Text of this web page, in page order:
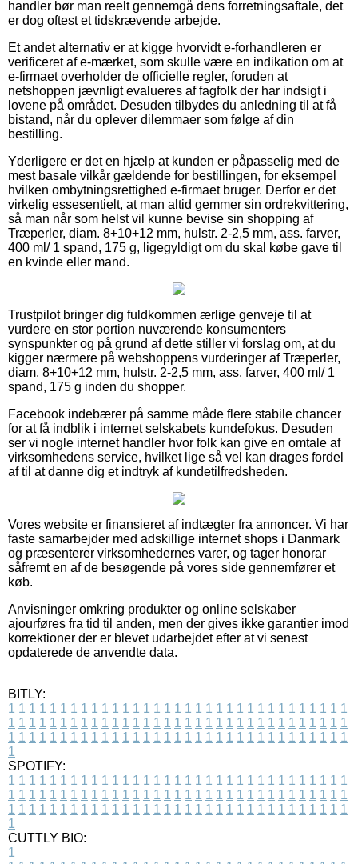
handler bør man reelt gennemgå dens forretningsaftale, det
er dog oftest et tidskrævende arbejde.
Et andet alternativ er at kigge hvorvidt e-forhandleren er
verificeret af e-mærket, som skulle være en indikation om at
e-firmaet overholder de officielle regler, foruden at
netshoppen jævnligt evalueres af fagfolk der har indsigt i
lovene på området. Desuden tilbydes du anledning til at få
bistand, når du oplever dilemmaer som følge af din
bestilling.
Yderligere er det en hjælp at kunden er påpasselig med de
mest basale vilkår gældende for bestillingen, for eksempel
hvilken ombytningsrettighed e-firmaet bruger. Derfor er det
virkelig essesentielt, at man altid gemmer sin ordrekvittering,
så man når som helst vil kunne bevise sin shopping af
Træperler, diam. 8+10+12 mm, hulstr. 2-2,5 mm, ass. farver,
400 ml/ 1 spand, 175 g, ligegyldigt om du skal købe gave til
en kvinde eller mand.
Trustpilot bringer dig fuldkommen ærlige genveje til at
vurdere en stor portion nuværende konsumenters
synspunkter og på grund af dette stiller vi forslag om, at du
kigger nærmere på webshoppens vurderinger af Træperler,
diam. 8+10+12 mm, hulstr. 2-2,5 mm, ass. farver, 400 ml/ 1
spand, 175 g inden du shopper.
Facebook indebærer på samme måde flere stabile chancer
for at få indblik i internet selskabets kundefokus. Desuden
ser vi nogle internet handler hvor folk kan give en omtale af
virksomhedens service, hvilket lige så vel kan drages fordel
af til at danne dig et indtryk af kundetilfredsheden.
Vores website er finansieret af indtægter fra annoncer. Vi har
faste samarbejder med adskillige internet shops i Danmark
og præsenterer virksomhedernes varer, og tager honorar
såfremt en af de besøgende på vores side gennemfører et
køb.
Anvisninger omkring produkter og online selskaber
ajourføres fra tid til anden, men der gives ikke garantier imod
korrektioner der er blevet udarbejdet efter at vi senest
opdaterede de anvendte data.
BITLY:
1 1 1 1 1 1 1 1 1 1 1 1 1 1 1 1 1 1 1 1 1 1 1 1 1 1 1 1 1 1 1 1 1
1 1 1 1 1 1 1 1 1 1 1 1 1 1 1 1 1 1 1 1 1 1 1 1 1 1 1 1 1 1 1 1 1
1 1 1 1 1 1 1 1 1 1 1 1 1 1 1 1 1 1 1 1 1 1 1 1 1 1 1 1 1 1 1 1 1
1
SPOTIFY:
1 1 1 1 1 1 1 1 1 1 1 1 1 1 1 1 1 1 1 1 1 1 1 1 1 1 1 1 1 1 1 1 1
1 1 1 1 1 1 1 1 1 1 1 1 1 1 1 1 1 1 1 1 1 1 1 1 1 1 1 1 1 1 1 1 1
1 1 1 1 1 1 1 1 1 1 1 1 1 1 1 1 1 1 1 1 1 1 1 1 1 1 1 1 1 1 1 1 1
1
CUTTLY BIO:
1